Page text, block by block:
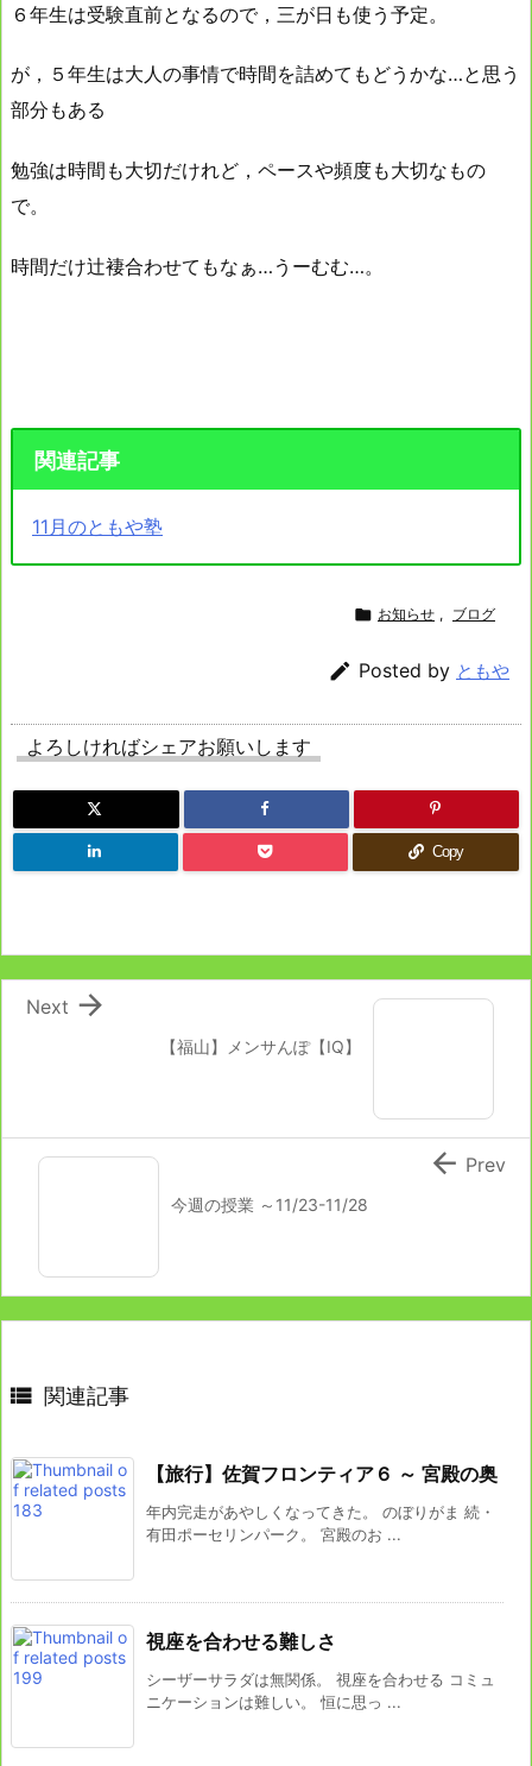
６年生は受験直前となるので，三が日も使う予定。
が，５年生は大人の事情で時間を詰めてもどうかな…と思う
部分もある
勉強は時間も大切だけれど，ペースや頻度も大切なもの
で。
時間だけ辻褄合わせてもなぁ…うーむむ…。
関連記事
11月のともや塾
 お知らせ , ブログ
 Posted by ともや
よろしければシェアお願いします
Copy
【福山】メンサんぽ【IQ】

Next
今週の授業 ～11/23-11/28
 Prev
 関連記事
【旅行】佐賀フロンティア６ ～ 宮殿の奥
年内完走があやしくなってきた。 のぼりがま 続・
有田ポーセリンパーク。 宮殿のお ...
視座を合わせる難しさ
シーザーサラダは無関係。 視座を合わせる コミュ
ニケーションは難しい。 恒に思っ ...